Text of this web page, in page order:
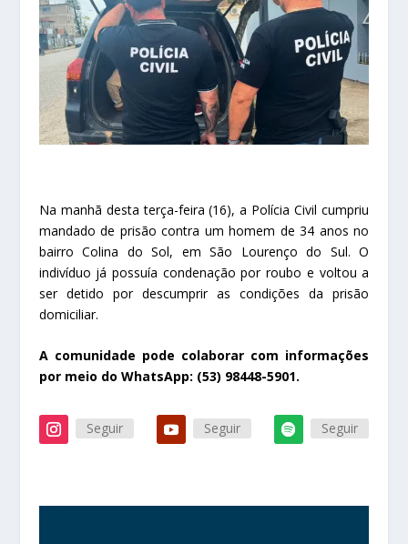
Na manhã desta terça-feira (16), a Polícia Civil cumpriu
mandado de prisão contra um homem de 34 anos no
bairro Colina do Sol, em São Lourenço do Sul. O
indivíduo já possuía condenação por roubo e voltou a
ser detido por descumprir as condições da prisão
domiciliar.
A comunidade pode colaborar com informações
por meio do WhatsApp: (53) 98448-5901.
Seguir Seguir Seguir